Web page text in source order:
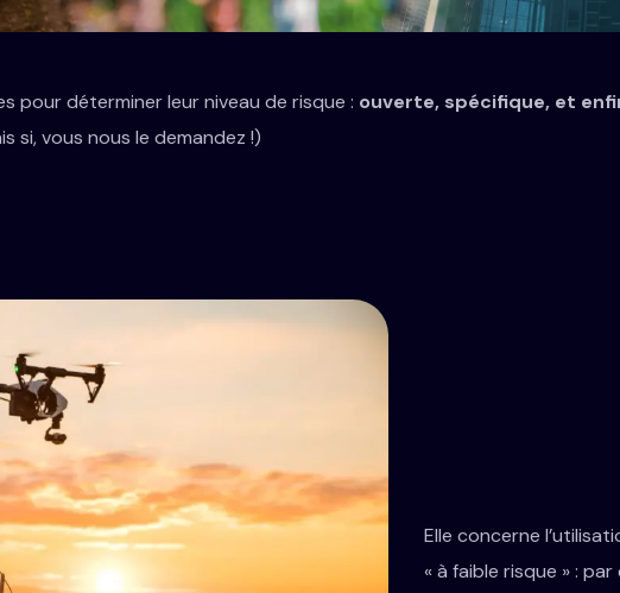
pour déterminer leur niveau de risque : ouverte, spécifique, et
si, vous nous le demandez !)
Elle concerne
« à faible risque » : par